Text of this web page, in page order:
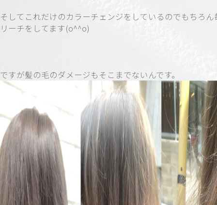
そしてこれだけのカラーチェンジをしているのでもちろん
リーチをしてます(o^^o)
ですが髪の毛のダメージもそこまでないんです。